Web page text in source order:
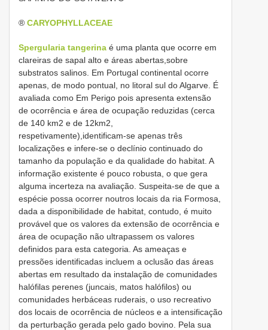
® CARYOPHYLLACEAE
Spergularia tangerina é uma planta que ocorre em
clareiras de sapal alto e áreas abertas,sobre
substratos salinos. Em Portugal continental ocorre
apenas, de modo pontual, no litoral sul do Algarve. É
avaliada como Em Perigo pois apresenta extensão
de ocorrência e área de ocupação reduzidas (cerca
de 140 km2 e de 12km2,
respetivamente),identificam-se apenas três
localizações e infere-se o declínio continuado do
tamanho da população e da qualidade do habitat. A
informação existente é pouco robusta, o que gera
alguma incerteza na avaliação. Suspeita-se de que a
espécie possa ocorrer noutros locais da ria Formosa,
dada a disponibilidade de habitat, contudo, é muito
provável que os valores da extensão de ocorrência e
área de ocupação não ultrapassem os valores
definidos para esta categoria. As ameaças e
pressões identificadas incluem a oclusão das áreas
abertas em resultado da instalação de comunidades
halófilas perenes (juncais, matos halófilos) ou
comunidades herbáceas ruderais, o uso recreativo
dos locais de ocorrência de núcleos e a intensificação
da perturbação gerada pelo gado bovino. Pela sua